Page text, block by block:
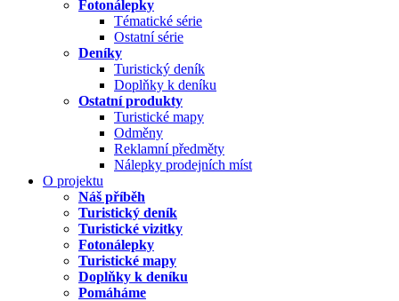
Fotonálepky
Tématické série
Ostatní série
Deníky
Turistický deník
Doplňky k deníku
Ostatní produkty
Turistické mapy
Odměny
Reklamní předměty
Nálepky prodejních míst
O projektu
Náš příběh
Turistický deník
Turistické vizitky
Fotonálepky
Turistické mapy
Doplňky k deníku
Pomáháme